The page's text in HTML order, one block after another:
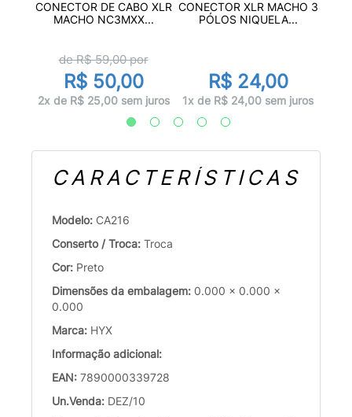
CONECTOR DE CABO XLR
MACHO NC3MXX...
de R$59,00por
R$ 50,00
2x de R$ 25,00 sem juros
CONECTOR XLR MACHO 3
PÓLOS NIQUELA...
R$ 24,00
1x de R$ 24,00 sem juros
CARACTERÍSTICAS
Modelo: CA216
Conserto / Troca: Troca
Cor: Preto
Dimensões da embalagem: 0.000 x 0.000 x
0.000
Marca: HYX
Informação adicional:
EAN: 7890000339728
Un.Venda: DEZ/10